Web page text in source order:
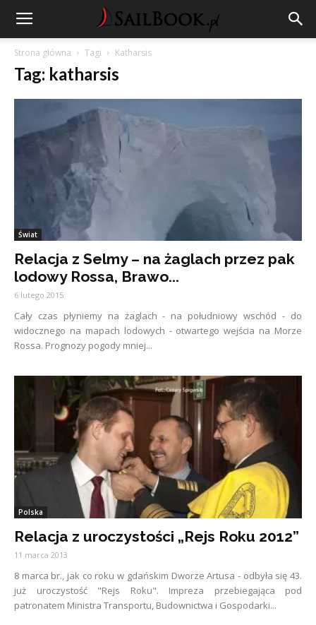
Strona główna Tagi Katharsis
Tag: katharsis
Świat
Relacja z Selmy – na żaglach przez pak
lodowy Rossa, Brawo...
6 lutego 2015
Cały czas płyniemy na żaglach - na południowy wschód - do
widocznego na mapach lodowych - otwartego wejścia na Morze
Rossa. Prognozy pogody mniej...
Polska
Relacja z uroczystości „Rejs Roku 2012”
11 marca 2013
8 marca br., jak co roku w gdańskim Dworze Artusa - odbyła się 43.
już uroczystość "Rejs Roku". Impreza przebiegająca pod
patronatem Ministra Transportu, Budownictwa i Gospodarki...